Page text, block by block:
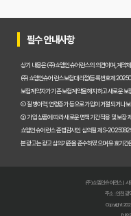
필수 안내사항
상기 내용은 (주)쇼엠인슈어런스의 의견이며, 계약
(주)쇼엠인슈어런스 보험대리점(등록번호 제
보험계약자가 기존 보험계약을 해지하고 새로운 보
① 질병이력, 연령증가 등으로 가입이 거절되거나
② 가입 상품에 따라 새로운 면책기간 적용 및 보장
쇼엠인슈어런스 준법감시인 심의필 제S-
본 광고는 광고심의기준을 준수하였으며, 유효기간
(주)쇼엠인슈어런스 |
주소 : 인천광
Copyright